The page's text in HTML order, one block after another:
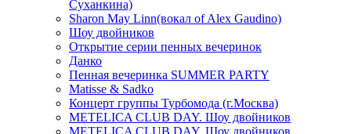
Суханкина)
Sharon May Linn(вокал of Alex Gaudino)
Шоу двойников
Открытие серии пенных вечеринок
Данко
Пенная вечеринка SUMMER PARTY
Matisse & Sadko
Концерт группы Турбомода (г.Москва)
METELICA CLUB DAY. Шоу двойников
METELICA CLUB DAY. Шоу двойников